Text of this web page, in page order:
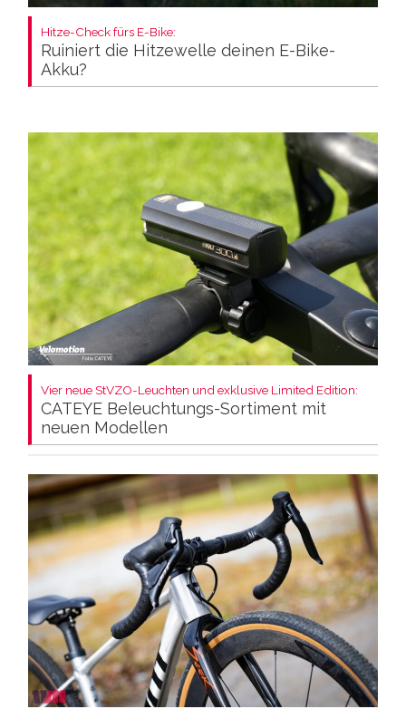
Hitze-Check fürs E-Bike:
Ruiniert die Hitzewelle deinen E-Bike-
Akku?
Vier neue StVZO-Leuchten und exklusive Limited Edition:
CATEYE Beleuchtungs-Sortiment mit
neuen Modellen